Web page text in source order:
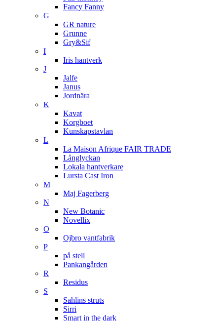
Fancy Fanny
G
GR nature
Grunne
Gry&Sif
I
Iris hantverk
J
Jalfe
Janus
Jordnära
K
Kavat
Korgboet
Kunskapstavlan
L
La Maison Afrique FAIR TRADE
Långlyckan
Lokala hantverkare
Lursta Cast Iron
M
Maj Fagerberg
N
New Botanic
Novellix
O
Ojbro vantfabrik
P
på stell
Pankangården
R
Residus
S
Sahlins struts
Sirri
Smart in the dark